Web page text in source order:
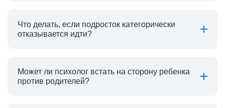
Что делать, если подросток категорически
отказывается идти?
Может ли психолог встать на сторону ребенка
против родителей?